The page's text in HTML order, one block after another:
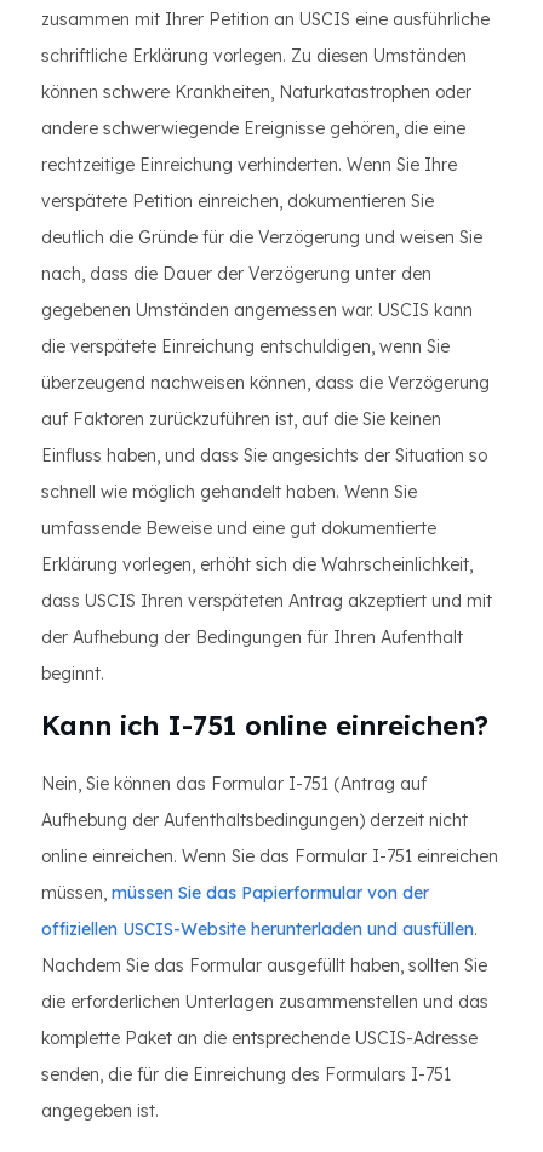
zusammen mit Ihrer Petition an USCIS eine ausführliche
schriftliche Erklärung vorlegen. Zu diesen Umständen
können schwere Krankheiten, Naturkatastrophen oder
andere schwerwiegende Ereignisse gehören, die eine
rechtzeitige Einreichung verhinderten. Wenn Sie Ihre
verspätete Petition einreichen, dokumentieren Sie
deutlich die Gründe für die Verzögerung und weisen Sie
nach, dass die Dauer der Verzögerung unter den
gegebenen Umständen angemessen war. USCIS kann
die verspätete Einreichung entschuldigen, wenn Sie
überzeugend nachweisen können, dass die Verzögerung
auf Faktoren zurückzuführen ist, auf die Sie keinen
Einfluss haben, und dass Sie angesichts der Situation so
schnell wie möglich gehandelt haben. Wenn Sie
umfassende Beweise und eine gut dokumentierte
Erklärung vorlegen, erhöht sich die Wahrscheinlichkeit,
dass USCIS Ihren verspäteten Antrag akzeptiert und mit
der Aufhebung der Bedingungen für Ihren Aufenthalt
beginnt.
Kann ich I-751 online einreichen?
Nein, Sie können das Formular I-751 (Antrag auf
Aufhebung der Aufenthaltsbedingungen) derzeit nicht
online einreichen. Wenn Sie das Formular I-751 einreichen
müssen, müssen Sie das Papierformular von der
offiziellen USCIS-Website herunterladen und ausfüllen.
Nachdem Sie das Formular ausgefüllt haben, sollten Sie
die erforderlichen Unterlagen zusammenstellen und das
komplette Paket an die entsprechende USCIS-Adresse
senden, die für die Einreichung des Formulars I-751
angegeben ist.